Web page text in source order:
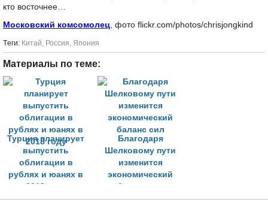
кто восточнее…
Московский комсомолец, фото flickr.com/photos/chrisjongkind
Tеги: Китай, Россия, Япония
Материалы по теме:
Турция планирует
выпустить
облигации в
рублях и юанях в
2018 году
Благодаря
Шелковому пути
изменится
экономический
баланс сил